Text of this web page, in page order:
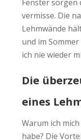
Fenster sorgen
vermisse. Die
Lehmwände
und im
ich nie wieder
Die
eines
Warum ich
habe? Die